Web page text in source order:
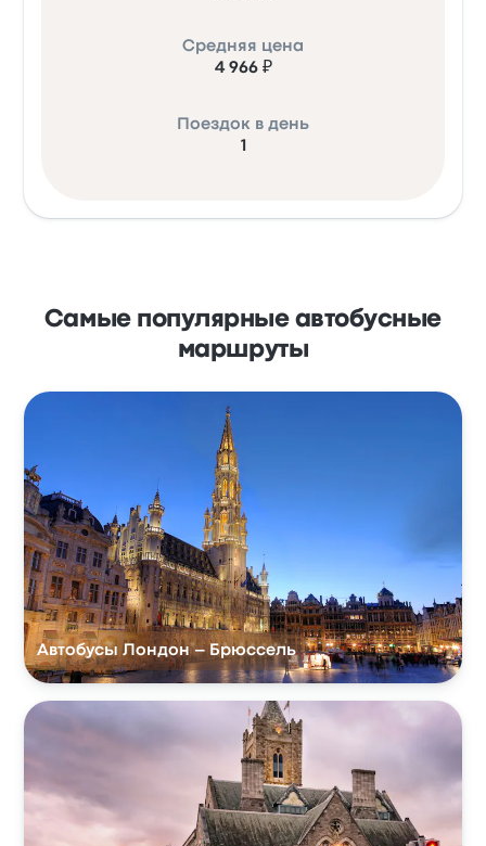
Средняя цена
4 966 ₽
Поездок в день
1
Самые популярные автобусные
маршруты
Автобусы Лондон – Брюссель